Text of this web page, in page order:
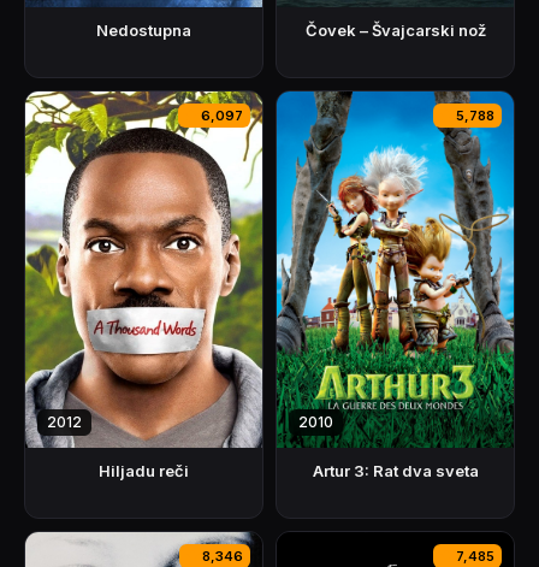
Nedostupna Čovek – Švajcarski nož
6,097
2012
Hiljadu reči
5,788
2010
Artur 3: Rat dva sveta
8,346 7,485